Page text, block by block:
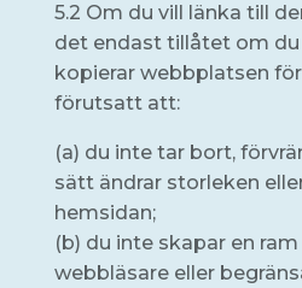
5.2 Om du vill länka till
det endast tillåtet om
kopierar webbplatsen
förutsatt att:
(a) du inte tar bort,
sätt ändrar storleken
hemsidan;
(b) du inte skapar en
webbläsare eller